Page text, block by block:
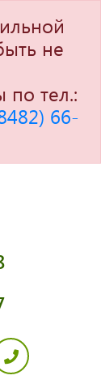
не
по тел.:
66-